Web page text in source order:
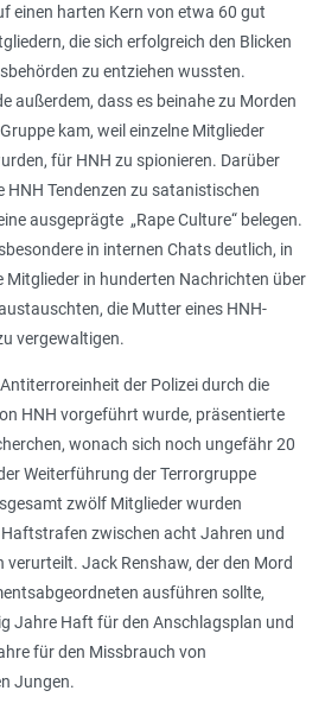
einen harten Kern von etwa 60 gut
die sich erfolgreich den Blicken
zu entziehen wussten.
außerdem, dass es beinahe zu Morden
kam, weil einzelne Mitglieder
für HNH zu spionieren. Darüber
HNH Tendenzen zu satanistischen
ausgeprägte „Rape Culture“ belegen.
in internen Chats deutlich, in
Mitglieder in hunderten Nachrichten über
die Mutter eines HNH-
vergewaltigen.
der Polizei durch die
HNH vorgeführt wurde, präsentierte
wonach sich noch ungefähr 20
Weiterführung der Terrorgruppe
zwölf Mitglieder wurden
zwischen acht Jahren und
verurteilt. Jack Renshaw, der den Mord
ausführen sollte,
Jahre Haft für den Anschlagsplan und
für den Missbrauch von
Jungen.